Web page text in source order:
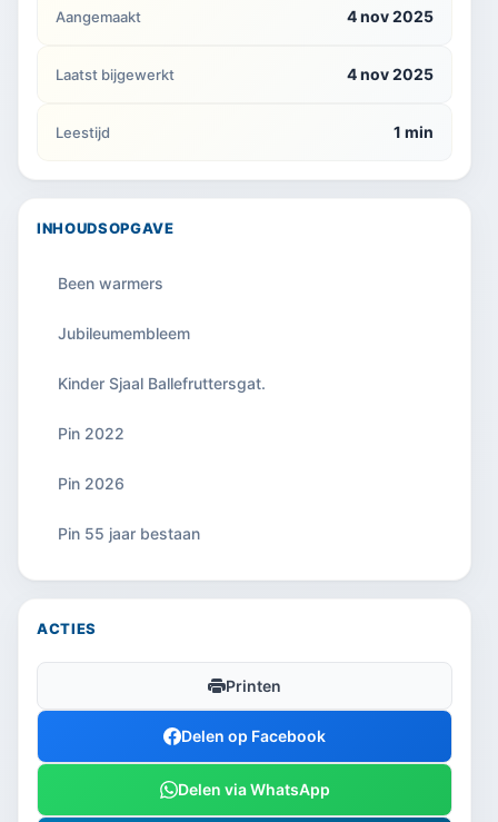
Aangemaakt 4 nov 2025
Laatst bijgewerkt 4 nov 2025
Leestijd 1 min
INHOUDSOPGAVE
Been warmers
Jubileumembleem
Kinder Sjaal Ballefruttersgat.
Pin 2022
Pin 2026
Pin 55 jaar bestaan
ACTIES
Printen
Delen op Facebook
Delen via WhatsApp